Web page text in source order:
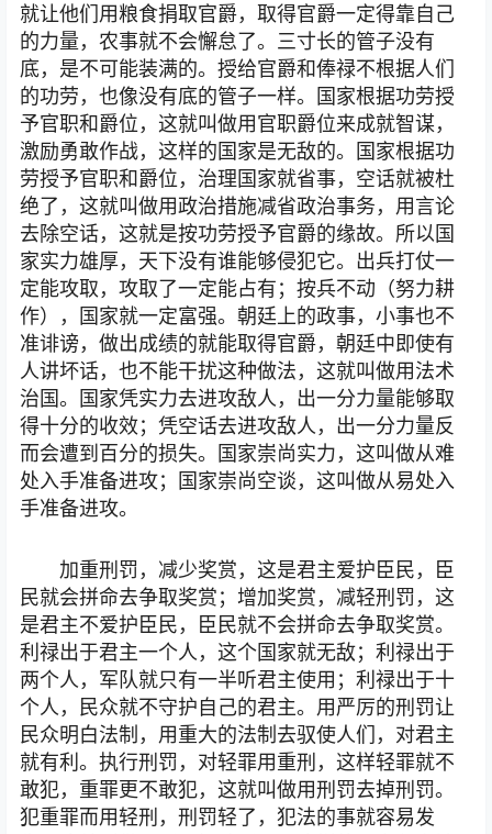
就让他们用粮食捐取官爵，取得官爵一定得靠自己
的力量，农事就不会懈怠了。三寸长的管子没有
底，是不可能装满的。授给官爵和俸禄不根据人们
的功劳，也像没有底的管子一样。国家根据功劳授
予官职和爵位，这就叫做用官职爵位来成就智谋，
激励勇敢作战，这样的国家是无敌的。国家根据功
劳授予官职和爵位，治理国家就省事，空话就被杜
绝了，这就叫做用政治措施减省政治事务，用言论
去除空话，这就是按功劳授予官爵的缘故。所以国
家实力雄厚，天下没有谁能够侵犯它。出兵打仗一
定能攻取，攻取了一定能占有；按兵不动（努力耕
作），国家就一定富强。朝廷上的政事，小事也不
准诽谤，做出成绩的就能取得官爵，朝廷中即使有
人讲坏话，也不能干扰这种做法，这就叫做用法术
治国。国家凭实力去进攻敌人，出一分力量能够取
得十分的收效；凭空话去进攻敌人，出一分力量反
而会遭到百分的损失。国家崇尚实力，这叫做从难
处入手准备进攻；国家崇尚空谈，这叫做从易处入
手准备进攻。
加重刑罚，减少奖赏，这是君主爱护臣民，臣
民就会拼命去争取奖赏；增加奖赏，减轻刑罚，这
是君主不爱护臣民，臣民就不会拼命去争取奖赏。
利禄出于君主一个人，这个国家就无敌；利禄出于
两个人，军队就只有一半听君主使用；利禄出于十
个人，民众就不守护自己的君主。用严厉的刑罚让
民众明白法制，用重大的法制去驭使人们，对君主
就有利。执行刑罚，对轻罪用重刑，这样轻罪就不
敢犯，重罪更不敢犯，这就叫做用刑罚去掉刑罚。
犯重罪而用轻刑，刑罚轻了，犯法的事就容易发